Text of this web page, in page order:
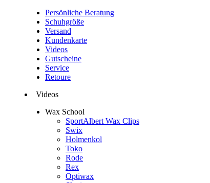
Persönliche Beratung
Schuhgröße
Versand
Kundenkarte
Videos
Gutscheine
Service
Retoure
Videos
Wax School
SportAlbert Wax Clips
Swix
Holmenkol
Toko
Rode
Rex
Optiwax